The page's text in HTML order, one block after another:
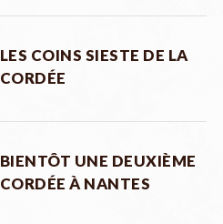
LES COINS SIESTE DE LA
CORDÉE
BIENTÔT UNE DEUXIÈME
CORDÉE À NANTES